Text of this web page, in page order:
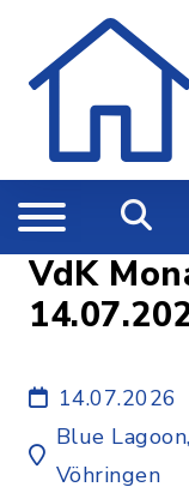
VdK
14.07.2026
Blue
Vöhringen